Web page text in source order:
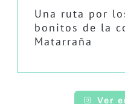
Una ruta por
bonitos de la
Matarraña
Ver